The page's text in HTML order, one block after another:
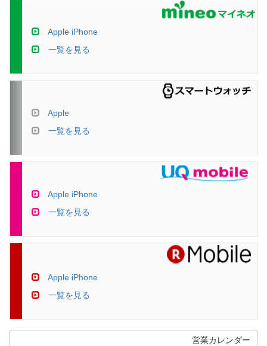
Apple iPhone
一覧を見る
Apple
一覧を見る
Apple iPhone
一覧を見る
Apple iPhone
一覧を見る
営業カレンダー